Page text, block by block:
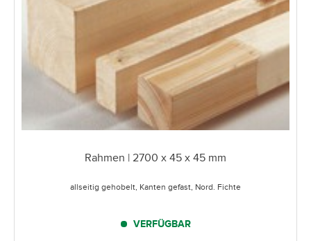
Rahmen | 2700 x 45 x 45 mm
allseitig gehobelt, Kanten gefast, Nord. Fichte
VERFÜGBAR